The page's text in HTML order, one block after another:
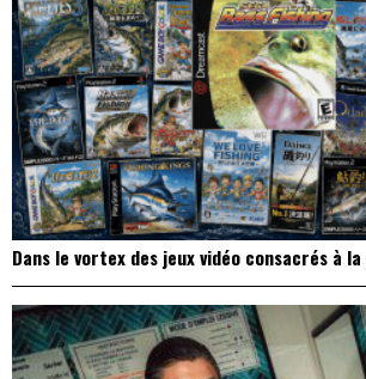
Dans le vortex des jeux vidéo consacrés à la